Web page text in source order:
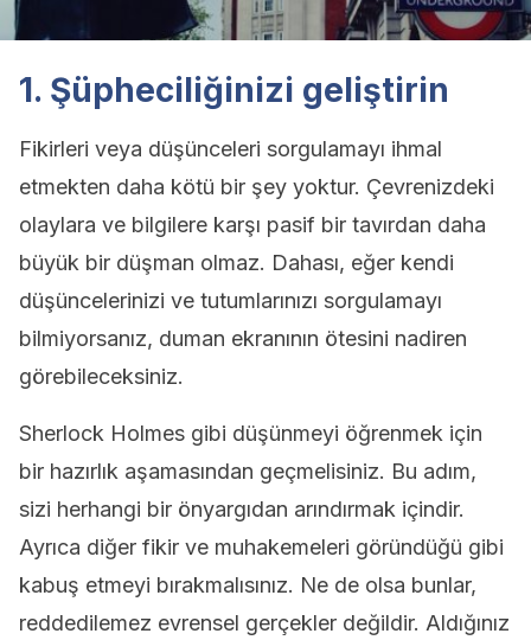
1. Şüpheciliğinizi geliştirin
Fikirleri veya düşünceleri sorgulamayı ihmal
etmekten daha kötü bir şey yoktur. Çevrenizdeki
olaylara ve bilgilere karşı pasif bir tavırdan daha
büyük bir düşman olmaz. Dahası, eğer kendi
düşüncelerinizi ve tutumlarınızı sorgulamayı
bilmiyorsanız, duman ekranının ötesini nadiren
görebileceksiniz.
Sherlock Holmes gibi düşünmeyi öğrenmek için
bir hazırlık aşamasından geçmelisiniz. Bu adım,
sizi herhangi bir önyargıdan arındırmak içindir.
Ayrıca diğer fikir ve muhakemeleri göründüğü gibi
kabuş etmeyi bırakmalısınız. Ne de olsa bunlar,
reddedilemez evrensel gerçekler değildir. Aldığınız